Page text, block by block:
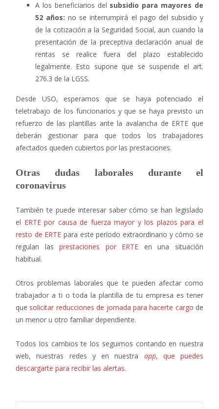
A los beneficiarios del subsidio para mayores de
52 años: no se interrumpirá el pago del subsidio y
de la cotización a la Seguridad Social, aun cuando la
presentación de la preceptiva declaración anual de
rentas se realice fuera del plazo establecido
legalmente. Esto supone que se suspende el art.
276.3 de la LGSS.
Desde USO, esperamos que se haya potenciado el
teletrabajo de los funcionarios y que se haya previsto un
refuerzo de las plantillas ante la avalancha de ERTE que
deberán gestionar para que todos los trabajadores
afectados queden cubiertos por las prestaciones.
Otras dudas laborales durante el
coronavirus
También te puede interesar saber cómo se han legislado
el ERTE por causa de fuerza mayor y los plazos para el
resto de ERTE para este período extraordinario y cómo se
regulan lasprestaciones por ERTE en una situación
habitual.
Otros problemas laborales que te pueden afectar como
trabajador a ti o toda la plantilla de tu empresa es tener
que solicitar reducciones de jornada para hacerte cargo de
un menor u otro familiar dependiente.
Todos los cambios te los seguimos contando en nuestra
web, nuestras redes y en nuestra app, que puedes
descargarte para recibir las alertas.